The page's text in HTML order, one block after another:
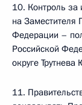
10. Контроль за
на Заместителя
Федерации –
Российской
округе
11.